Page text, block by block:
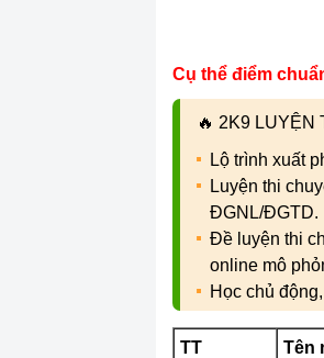
Cụ thể điểm
🔥 2K9 LUYỆN
Lộ trình xuất
Luyện thi
ĐGNL/ĐGTD.
Đề luyện thi
online mô
Học chủ
TT Tên